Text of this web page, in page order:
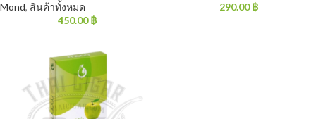
Mond, สินค้าทั้งหมด
450.00฿
290.00฿